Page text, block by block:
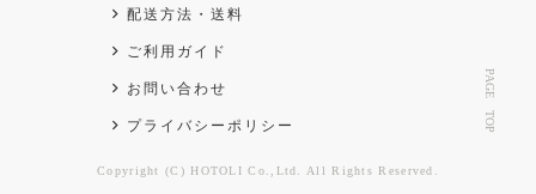
PAGE TOP
Copyright (C) HOTOLI Co.,Ltd. All Rights Reserved.
配送方法・送料
ご利用ガイド
お問い合わせ
プライバシーポリシー